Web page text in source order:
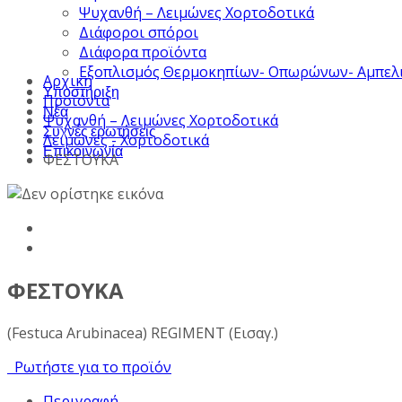
Ψυχανθή – Λειμώνες Χορτοδοτικά
Διάφοροι σπόροι
Διάφορα προϊόντα
Εξοπλισμός Θερμοκηπίων- Οπωρώνων-
Υποστήριξη
Νέα
Συχνές ερωτήσεις
Επικοινωνία
Αρχική
Προϊόντα
Ψυχανθή – Λειμώνες Χορτοδοτικά
Λειμώνες - Χορτοδοτικά
ΦΕΣΤΟΥΚΑ
ΦΕΣΤΟΥΚΑ
(Festuca Arubinacea) REGIMENT (Εισαγ.)
Ρωτήστε για το προϊόν